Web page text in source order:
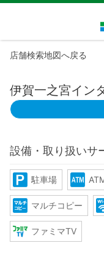
店舗検索地図へ戻る
伊賀一之宮イン
設備・取り扱いサ
駐車場
マルチコピー
ファミマTV